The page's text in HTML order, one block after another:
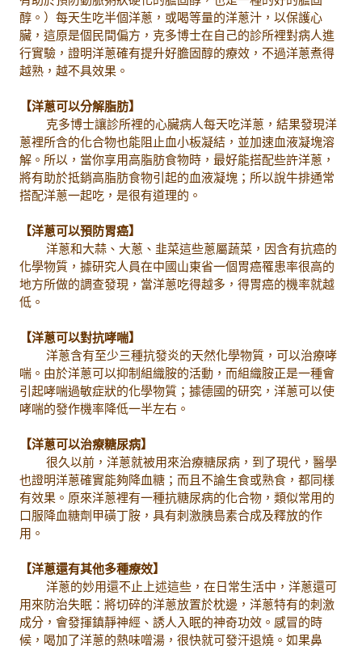
醇。）每天生吃半個洋蔥，或喝等量的洋蔥汁，以保護心
臟，這原是個民間偏方，克多博士在自己的診所裡對病人進
行實驗，證明洋蔥確有提升好膽固醇的療效，不過洋蔥煮得
越熟，越不具效果。
【洋蔥可以分解脂肪】
克多博士讓診所裡的心臟病人每天吃洋蔥，結果發現洋
蔥裡所含的化合物也能阻止血小板凝結，並加速血液凝塊溶
解。所以，當你享用高脂肪食物時，最好能搭配些許洋蔥，
將有助於抵銷高脂肪食物引起的血液凝塊；所以說牛排通常
搭配洋蔥一起吃，是很有道理的。
【洋蔥可以預防胃癌】
洋蔥和大蒜、大蔥、韭菜這些蔥屬蔬菜，因含有抗癌的
化學物質，據研究人員在中國山東省一個胃癌罹患率很高的
地方所做的調查發現，當洋蔥吃得越多，得胃癌的機率就越
低。
【洋蔥可以對抗哮喘】
洋蔥含有至少三種抗發炎的天然化學物質，可以治療哮
喘。由於洋蔥可以抑制組織胺的活動，而組織胺正是一種會
引起哮喘過敏症狀的化學物質；據德國的研究，洋蔥可以使
哮喘的發作機率降低一半左右。
【洋蔥可以治療糖尿病】
很久以前，洋蔥就被用來治療糖尿病，到了現代，醫學
也證明洋蔥確實能夠降血糖；而且不論生食或熟食，都同樣
有效果。原來洋蔥裡有一種抗糖尿病的化合物，類似常用的
口服降血糖劑甲磺丁胺，具有刺激胰島素合成及釋放的作
用。
【洋蔥還有其他多種療效】
洋蔥的妙用還不止上述這些，在日常生活中，洋蔥還可
用來防治失眠：將切碎的洋蔥放置於枕邊，洋蔥特有的刺激
成分，會發揮鎮靜神經、誘人入眠的神奇功效。感冒的時
候，喝加了洋蔥的熱味噌湯，很快就可發汗退燒。如果鼻